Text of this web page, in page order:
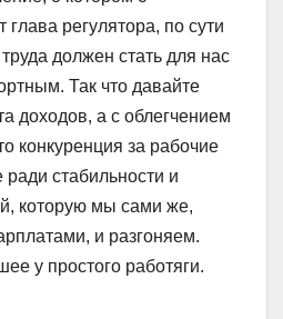
регулятора, по сути
должен стать для нас
Так что давайте
доходов, а с облегчением
конкуренция за рабочие
ради стабильности и
которую мы сами же,
и разгоняем.
у простого работяги.